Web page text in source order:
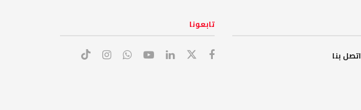
اتصل بنا
تابعونا